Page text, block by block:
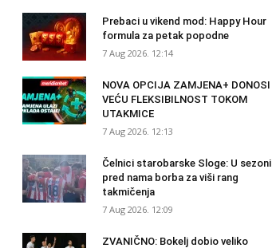
Prebaci u vikend mod: Happy Hour
formula za petak popodne
7 Aug 2026. 12:14
NOVA OPCIJA ZAMJENA+ DONOSI
VEĆU FLEKSIBILNOST TOKOM
UTAKMICE
7 Aug 2026. 12:13
Čelnici starobarske Sloge: U sezoni
pred nama borba za viši rang
takmičenja
7 Aug 2026. 12:09
ZVANIČNO: Bokelj dobio veliko